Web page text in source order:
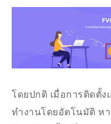
โดยปกติ เมื่อการติดตั้ง
ทำงานโดยอัตโนมัติ ห